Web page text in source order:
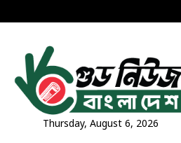
Thursday, August 6, 2026